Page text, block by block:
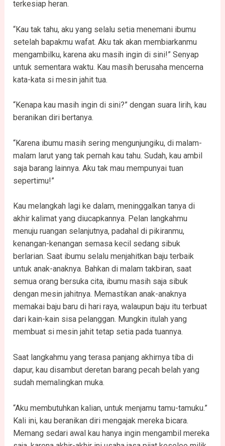
terkesiap heran.
“Kau tak tahu, aku yang selalu setia menemani ibumu
setelah bapakmu wafat. Aku tak akan membiarkanmu
mengambilku, karena aku masih ingin di sini!” Senyap
untuk sementara waktu. Kau masih berusaha mencerna
kata-kata si mesin jahit tua.
“Kenapa kau masih ingin di sini?” dengan suara lirih, kau
beranikan diri bertanya.
“Karena ibumu masih sering mengunjungiku, di malam-
malam larut yang tak pernah kau tahu. Sudah, kau ambil
saja barang lainnya. Aku tak mau mempunyai tuan
sepertimu!”
Kau melangkah lagi ke dalam, meninggalkan tanya di
akhir kalimat yang diucapkannya. Pelan langkahmu
menuju ruangan selanjutnya, padahal di pikiranmu,
kenangan-kenangan semasa kecil sedang sibuk
berlarian. Saat ibumu selalu menjahitkan baju terbaik
untuk anak-anaknya. Bahkan di malam takbiran, saat
semua orang bersuka cita, ibumu masih saja sibuk
dengan mesin jahitnya. Memastikan anak-anaknya
memakai baju baru di hari raya, walaupun baju itu terbuat
dari kain-kain sisa pelanggan. Mungkin itulah yang
membuat si mesin jahit tetap setia pada tuannya.
Saat langkahmu yang terasa panjang akhirnya tiba di
dapur, kau disambut deretan barang pecah belah yang
sudah memalingkan muka.
“Aku membutuhkan kalian, untuk menjamu tamu-tamuku.”
Kali ini, kau beranikan diri mengajak mereka bicara.
Memang sedari awal kau hanya ingin mengambil mereka